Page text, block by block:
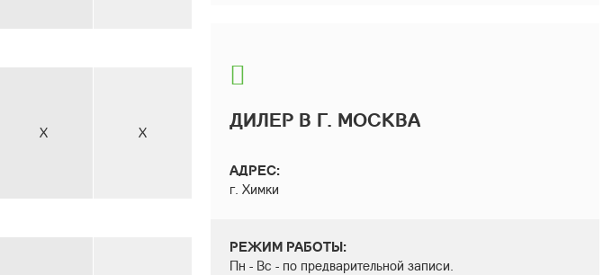
X X
ДИЛЕР В Г. МОСКВА
АДРЕС:
г. Химки
РЕЖИМ РАБОТЫ:
Пн - Вс - по предварительной записи.